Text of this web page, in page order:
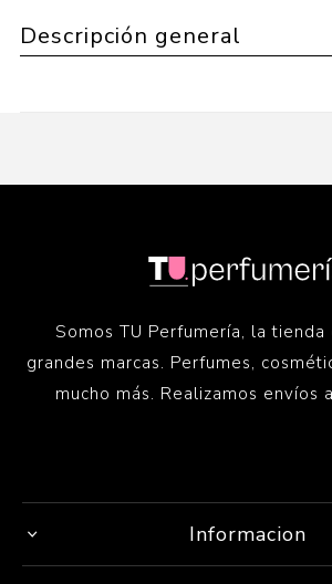
Descripción general
Somos TU Perfumería, la
grandes marcas. Perfumes,
mucho más. Realizamos envíos
Informacion